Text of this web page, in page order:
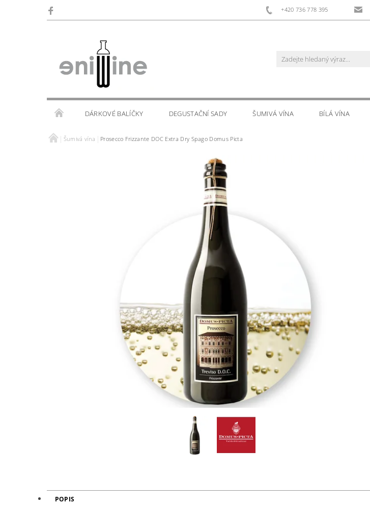
+420 736 778 395
DÁRKOVÉ BALÍČKY DEGUSTAČNÍ SADY ŠUMIVÁ VÍNA BÍLÁ VÍNA
SKLENIČKY KALENDÁŘ AKCÍ WINE TOURS
Šumivá vína Prosecco Frizzante DOC Extra Dry Spago Domus Picta
POPIS